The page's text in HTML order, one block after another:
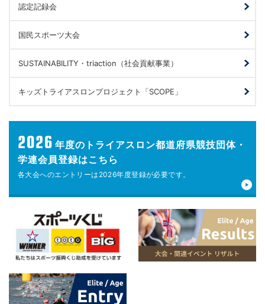
認定記録会
国民スポーツ大会
SUSTAINABILITY・triaction（社会貢献事業）
キッズトライアスロンプロジェクト「SCOPE」
2026 年度の トライアスロン都道府県競技団体・
学連会員登録はこちら
各大会へのエントリーは 2026年度登録が必要です。